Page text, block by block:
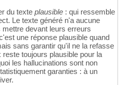
du texte plausible : qui ressemble
Le texte généré n'a aucune
devant leurs erreurs
une réponse plausible quand
sans garantir qu'il ne la refasse
toujours plausible pour la
les hallucinations sont non
garanties : à un